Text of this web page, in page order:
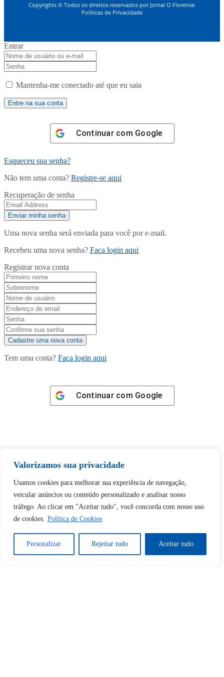
Valorizamos sua privacidade
Usamos cookies para melhorar sua experiência de navegação,
veicular anúncios ou conteúdo personalizado e analisar nosso
tráfego. Ao clicar em "Aceitar tudo", você concorda com nosso uso
de cookies. Política de Cookies
Personalizar Rejeitar tudo Aceitar tudo
Copyrights © Todos os direitos reservados por Jornal O Florense.
Políticas de Privacidade
Entrar
Mantenha-me conectado até que eu saia
Continuar com Google
Esqueceu sua senha?
Não tem uma conta? Registre-se aqui
Recuperação de senha
Uma nova senha será enviada para você por e-mail.
Recebeu uma nova senha? Faça login aqui
Registrar nova conta
Tem uma conta? Faça login aqui
Continuar com Google
Tem certeza de que deseja
desbloquear esta publicação?
Desbloquear esquerda : 0
Sim Não